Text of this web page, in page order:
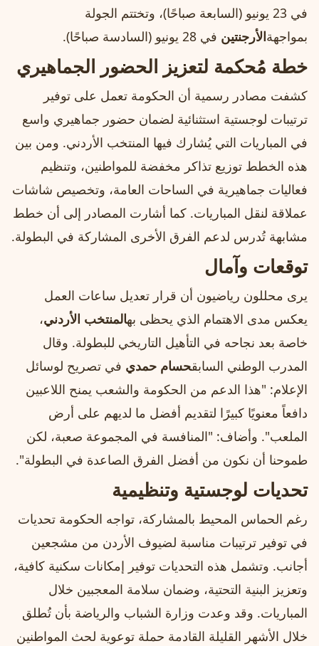
في 23 يونيو (السابعة صباحًا)، وتختتم الجولة
بمواجهةالأرجنتين في 28 يونيو (السادسة صباحًا).
خطة مُحكمة لتعزيز الحضور الجماهيري
كشفت مصادر رسمية أن الحكومة تعمل على توفير
ترتيبات لوجستية استثنائية لضمان حضور جماهيري واسع
في المباريات التي يُشارك فيها المنتخب الأردني. ومن بين
هذه الخطط توزيع تذاكر مخفضة للمواطنين، وتنظيم
فعاليات جماهيرية في الساحات العامة، وتخصيص شاشات
عملاقة لنقل المباريات. كما أشارت المصادر إلى أن خطط
مشابهة تُدرس لدعم الفرق الأخرى المشاركة في البطولة.
توقعات وآمال
يرى محللون رياضيون أن قرار تعديل ساعات العمل
يعكس مدى الاهتمام الذي يحظى بهالمنتخب الأردني،
خاصة بعد نجاحه في التأهيل التاريخي للبطولة. وقال
المدرب الوطني السابقحسام حمدي في تصريح لوسائل
الإعلام: "هذا الدعم من الحكومة والشعب يمنح اللاعبين
دافعاً معنويًا كبيرًا لتقديم أفضل ما لديهم على أرض
الملعب". وأضاف: "المنافسة في المجموعة صعبة، لكن
طموحنا أن نكون من أفضل الفرق الصاعدة في البطولة".
تحديات لوجستية وتنظيمية
رغم الحماس المحيط بالمشاركة، تواجه الحكومة تحديات
في توفير ترتيبات مناسبة لضيوف الأردن من مشجعين
أجانب. وتشمل هذه التحديات توفير إمكانات سكنية كافية،
وتعزيز البنية التحتية، وضمان سلامة المعجبين خلال
المباريات. وقد وعدت وزارة الشباب والرياضة بأن تُطلق
خلال الأشهر القليلة القادمة حملة توعوية لحث المواطنين